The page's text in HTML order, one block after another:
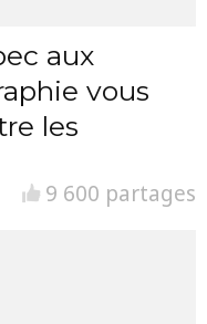
aux
vous
les
9 600 partages